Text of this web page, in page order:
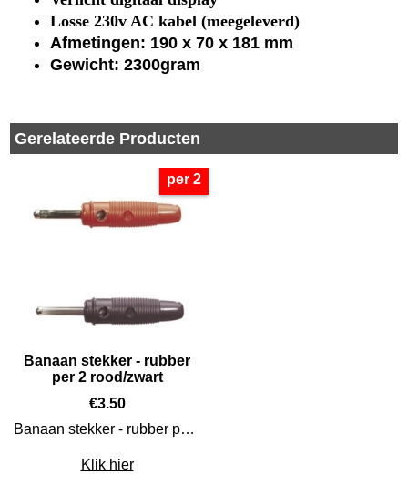
Losse 230v AC kabel (meegeleverd)
Afmetingen: 190 x 70 x 181 mm
Gewicht: 2300gram
Gerelateerde Producten
per 2
Banaan stekker - rubber
per 2 rood/zwart
€3.50
Banaan stekker - rubber per 2
Klik hier